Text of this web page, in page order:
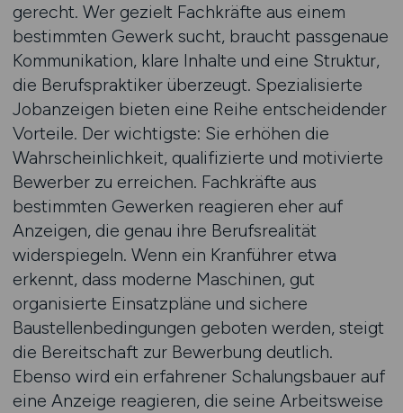
gerecht. Wer gezielt Fachkräfte aus einem
bestimmten Gewerk sucht, braucht passgenaue
Kommunikation, klare Inhalte und eine Struktur,
die Berufspraktiker überzeugt. Spezialisierte
Jobanzeigen bieten eine Reihe entscheidender
Vorteile. Der wichtigste: Sie erhöhen die
Wahrscheinlichkeit, qualifizierte und motivierte
Bewerber zu erreichen. Fachkräfte aus
bestimmten Gewerken reagieren eher auf
Anzeigen, die genau ihre Berufsrealität
widerspiegeln. Wenn ein Kranführer etwa
erkennt, dass moderne Maschinen, gut
organisierte Einsatzpläne und sichere
Baustellenbedingungen geboten werden, steigt
die Bereitschaft zur Bewerbung deutlich.
Ebenso wird ein erfahrener Schalungsbauer auf
eine Anzeige reagieren, die seine Arbeitsweise